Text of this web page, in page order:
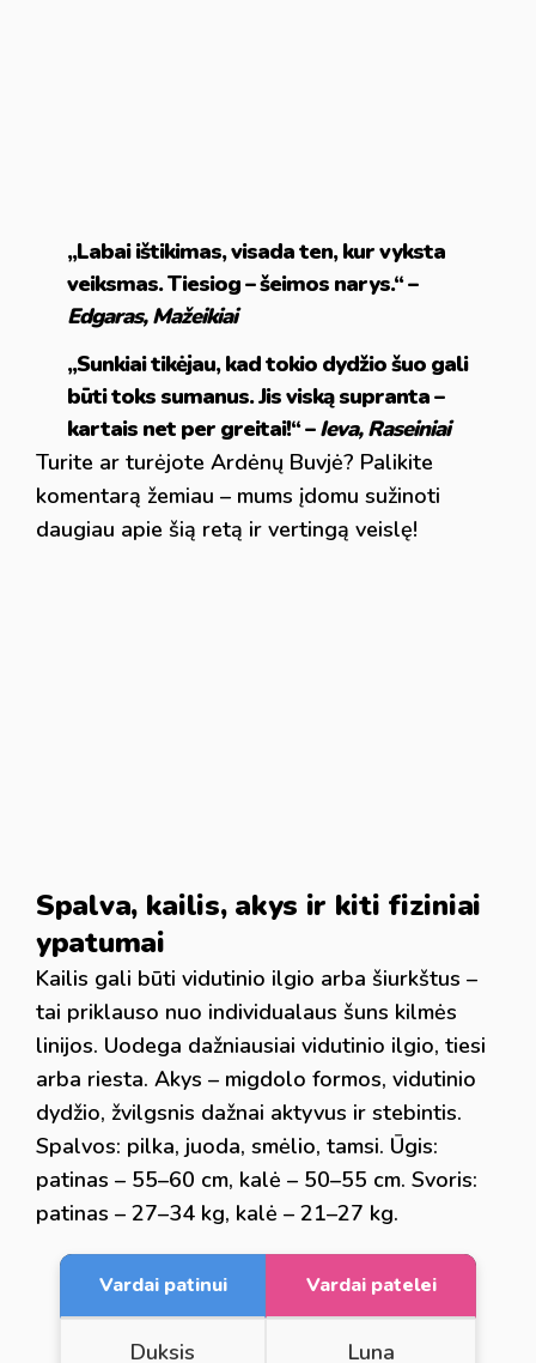
„Labai ištikimas, visada ten, kur vyksta
veiksmas. Tiesiog – šeimos narys.“ –
Edgaras, Mažeikiai
„Sunkiai tikėjau, kad tokio dydžio šuo gali
būti toks sumanus. Jis viską supranta –
kartais net per greitai!“ –Ieva, Raseiniai
Turite ar turėjote Ardėnų Buvjė? Palikite
komentarą žemiau – mums įdomu sužinoti
daugiau apie šią retą ir vertingą veislę!
Spalva, kailis, akys ir kiti fiziniai
ypatumai
Kailis gali būti vidutinio ilgio arba šiurkštus –
tai priklauso nuo individualaus šuns kilmės
linijos. Uodega dažniausiai vidutinio ilgio, tiesi
arba riesta. Akys – migdolo formos, vidutinio
dydžio, žvilgsnis dažnai aktyvus ir stebintis.
Spalvos: pilka, juoda, smėlio, tamsi. Ūgis:
patinas – 55–60 cm, kalė – 50–55 cm. Svoris:
patinas – 27–34 kg, kalė – 21–27 kg.
Vardai patinui Vardai patelei
Duksis Luna